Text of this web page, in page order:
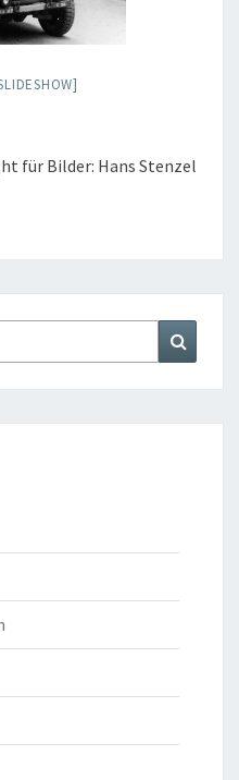
für Bilder: Hans Stenzel